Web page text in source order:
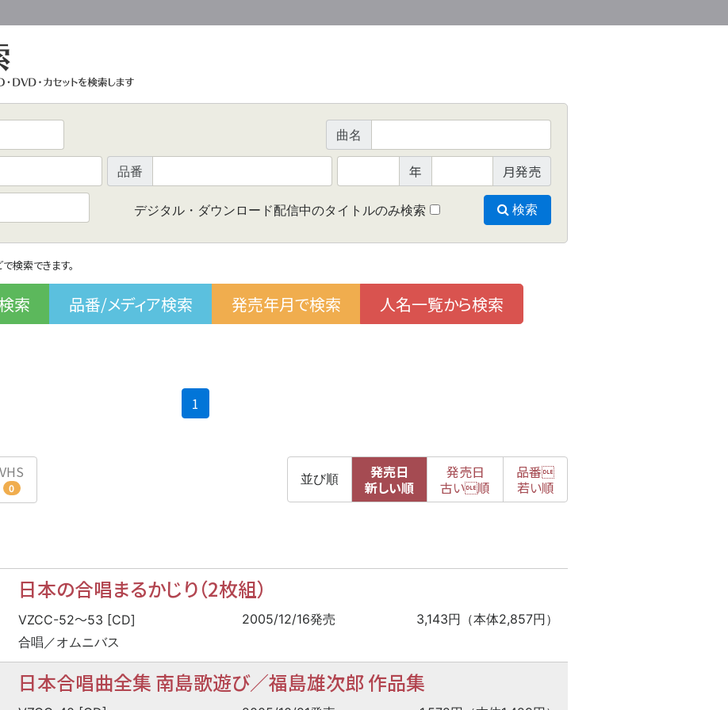
曲名
品番 年 月発売
デジタル・ダウンロード配信中のタイトルのみ検索 検索
検索できます。
索 品番/メディア検索 発売年月で検索 人名一覧から検索
1
VHS
0
並び順
発売日
新しい順
発売日
古い順
品番
若い順
日本の合唱まるかじり（2枚組）
VZCC-52〜53 [CD] 2005/12/16発売
3,143円（本体2,857円）
合唱／オムニバス
日本合唱曲全集 南島歌遊び／福島雄次郎 作品集